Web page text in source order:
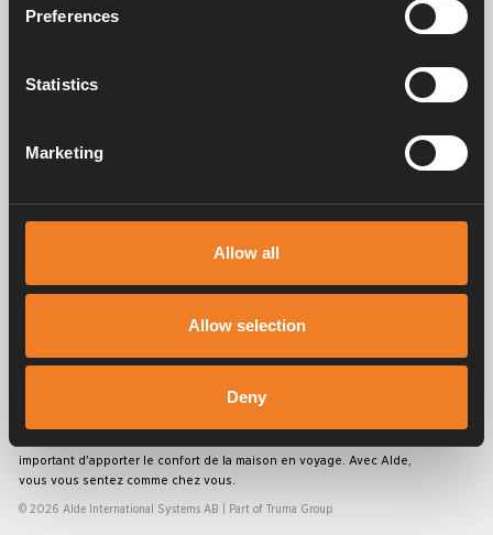
Preferences
Statistics
Marketing
Allow all
Allow selection
Deny
Service après vente
Alde crée un sentiment d'appartenance à la maison depuis 1966, en
important d'apporter le confort de la maison en voyage. Avec Alde,
vous vous sentez comme chez vous.
© 2026 Alde International Systems AB | Part of Truma Group